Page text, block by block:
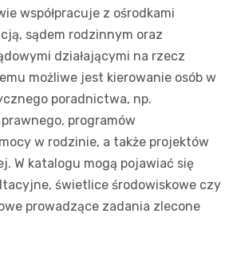
współpracuje z ośrodkami
sądem rodzinnym oraz
działającymi na rzecz
możliwe jest kierowanie osób w
poradnictwa, np.
programów
w rodzinie, a także projektów
W katalogu mogą pojawiać się
świetlice środowiskowe czy
prowadzące zadania zlecone